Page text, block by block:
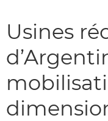
Usines